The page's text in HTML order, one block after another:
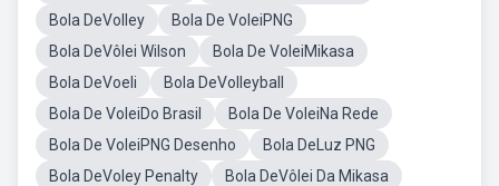
Bola DeVolley
Bola De VoleiPNG
Bola DeVôlei Wilson
Bola De VoleiMikasa
Bola DeVoeli
Bola DeVolleyball
Bola De VoleiDo Brasil
Bola De VoleiNa Rede
Bola De VoleiPNG Desenho
Bola DeLuz PNG
Bola DeVoley Penalty
Bola DeVôlei Da Mikasa